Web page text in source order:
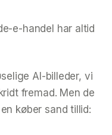
e-handel har altid
AI-billeder, vi
fremad. Men de
køber sand tillid: